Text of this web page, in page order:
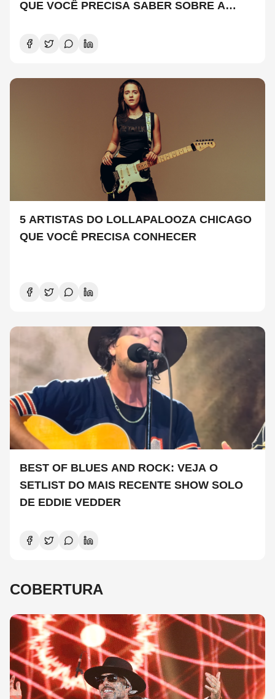
QUE VOCÊ PRECISA SABER SOBRE A
5 ARTISTAS DO LOLLAPALOOZA CHICAGO
QUE VOCÊ PRECISA CONHECER
BEST OF BLUES AND ROCK: VEJA O
SETLIST DO MAIS RECENTE SHOW SOLO
DE EDDIE VEDDER
COBERTURA